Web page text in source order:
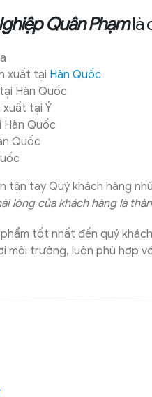
Quân Phạmlà
xuất tại Hàn Quốc
Hàn Quốc
xuất tại Ý
Hàn Quốc
Quốc
tận tay Quý khách hàng
lòng của khách hàng là
tốt nhất đến quý
trường, luôn phù hợp